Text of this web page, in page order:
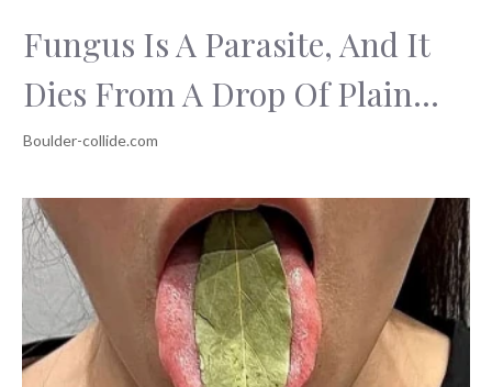
Fungus Is A Parasite, And It
Dies From A Drop Of Plain...